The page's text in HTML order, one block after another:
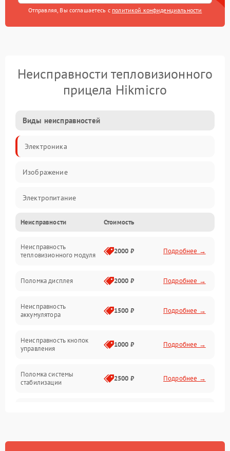
Отправляя, Вы соглашаетесь с политикой конфиденциальности
Неисправности тепловизионного
прицела Hikmicro
Виды неисправностей
Электроника
Изображение
Электропитание
Измерения
Матрица
Неисправности Стоимость
Неисправность
тепловизионного модуля
2000 ₽ Подробнее →
Поломка дисплея 2000 ₽ Подробнее →
Неисправность
аккумулятора
1500 ₽ Подробнее →
Неисправность кнопок
управления
1000 ₽ Подробнее →
Поломка системы
стабилизации
2500 ₽ Подробнее →
Неисправность системы